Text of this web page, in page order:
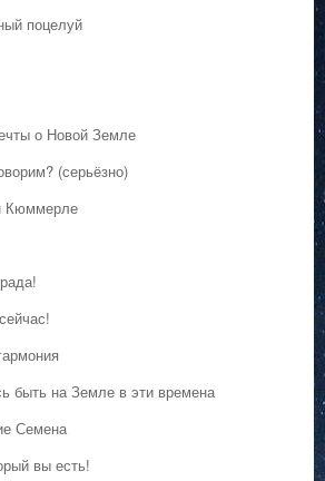
поцелуй
о Новой Земле
(серьёзно)
Кюммерле
быть на Земле в эти времена
Семена
вы есть!